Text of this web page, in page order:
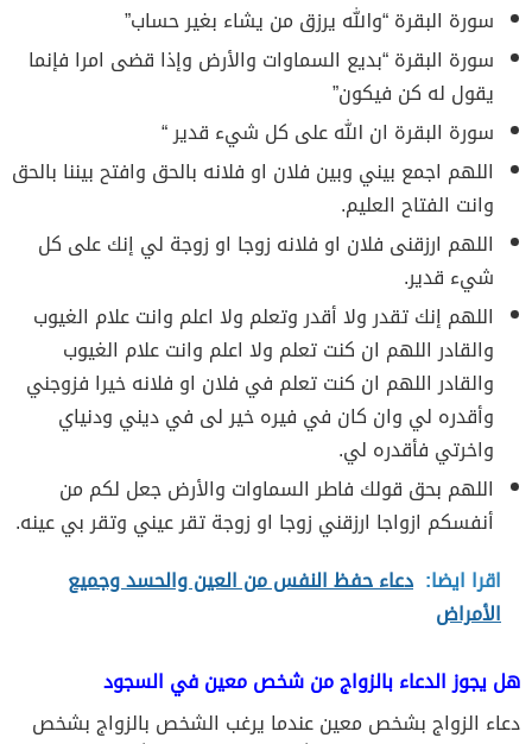
سورة البقرة “والله يرزق من يشاء بغير حساب”
سورة البقرة “بديع السماوات والأرض وإذا قضى امرا فإنما
يقول له كن فيكون”
سورة البقرة ان الله على كل شيء قدير “
اللهم اجمع بيني وبين فلان او فلانه بالحق وافتح بيننا بالحق
وانت الفتاح العليم.
اللهم ارزقنى فلان او فلانه زوجا او زوجة لي إنك على كل
شيء قدير.
اللهم إنك تقدر ولا أقدر وتعلم ولا اعلم وانت علام الغيوب
والقادر اللهم ان كنت تعلم ولا اعلم وانت علام الغيوب
والقادر اللهم ان كنت تعلم في فلان او فلانه خيرا فزوجني
وأقدره لي وان كان في فيره خير لى في ديني ودنياي
واخرتي فأقدره لي.
اللهم بحق قولك فاطر السماوات والأرض جعل لكم من
أنفسكم ازواجا ارزقني زوجا او زوجة تقر عيني وتقر بي عينه.
اقرا ايضا: دعاء حفظ النفس من العين والحسد وجميع
الأمراض
هل يجوز الدعاء بالزواج من شخص معين في السجود
دعاء الزواج بشخص معين عندما يرغب الشخص بالزواج بشخص